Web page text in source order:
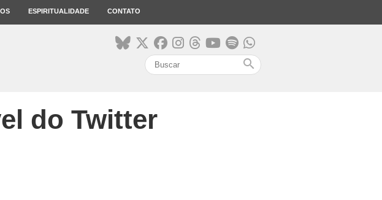
ESPIRITUALIDADE CONTATO
search
do Twitter